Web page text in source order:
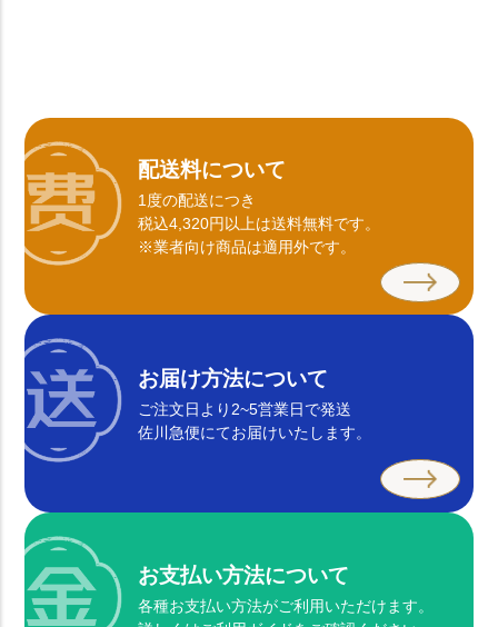
配送料について
1度の配送につき
税込4,320円以上は送料無料です。
※業者向け商品は適用外です。
お届け方法について
ご注文日より2~5営業日で発送
佐川急便にてお届けいたします。
お支払い方法について
各種お支払い方法がご利用いただけます。